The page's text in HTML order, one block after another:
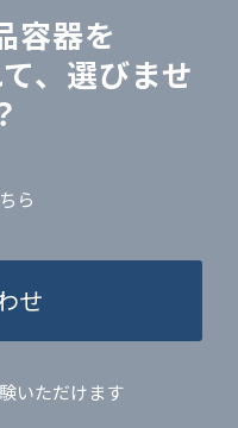
容器を
、選びませ
ら
せ
いただけます